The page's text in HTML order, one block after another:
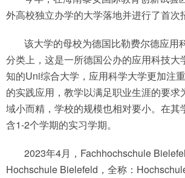
外高校独立办学的大学落地并进行了首次
该大学的母校为德国比勒费尔德应用
分类上，这是一所德国公办的应用科技大
知的Uni综合大学，应用科学大学更加注
的实践应用，教学以满足职业生涯的要求
域小而精，学校的规模也相对要小。在其
含1-2个学期的实习学期。
2023年4月，Fachhochschule
Hochschule Bielefeld，全称：